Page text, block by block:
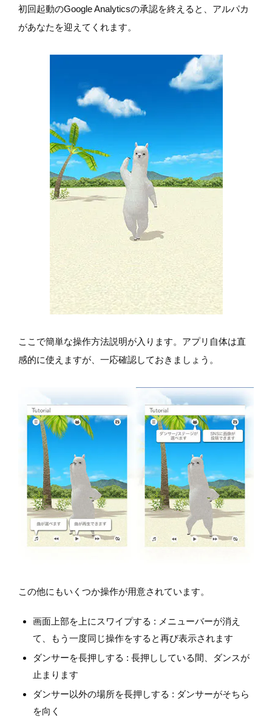
初回起動のGoogle Analyticsの承認を終えると、アルパカ
があなたを迎えてくれます。
ここで簡単な操作方法説明が入ります。アプリ自体は直
感的に使えますが、一応確認しておきましょう。
この他にもいくつか操作が用意されています。
画面上部を上にスワイプする : メニューバーが消え
て、もう一度同じ操作をすると再び表示されます
ダンサーを長押しする : 長押ししている間、ダンスが
止まります
ダンサー以外の場所を長押しする : ダンサーがそちら
を向く